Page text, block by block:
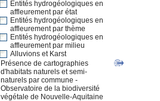
Entités hydrogéologiques en
affleurement par état
Entités hydrogéologiques en
affleurement par thème
Entités hydrogéologiques en
affleurement par milieu
Alluvions et Karst
Présence de cartographies
d'habitats naturels et semi-
naturels par commune -
Observatoire de la biodiversité
végétale de Nouvelle-Aquitaine